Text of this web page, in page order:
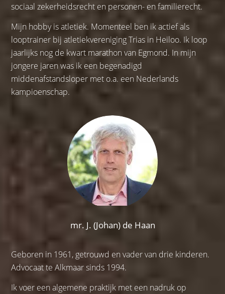
sociaal zekerheidsrecht en personen- en familierecht.
Mijn hobby is atletiek. Momenteel ben ik actief als
looptrainer bij atletiekvereniging Trias in Heiloo. Ik loop
jaarlijks nog de kwart marathon van Egmond. In mijn
jongere jaren was ik een begenadigd
middenafstandsloper met o.a. een Nederlands
kampioenschap.
mr. J. (Johan) de Haan
Geboren in 1961, getrouwd en vader van drie kinderen.
Advocaat te Alkmaar sinds 1994.
Ik voer een algemene praktijk met een nadruk op